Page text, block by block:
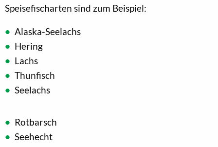
Speisefischarten sind zum Beispiel:
Alaska-Seelachs
Hering
Lachs
Thunfisch
Seelachs
Rotbarsch
Seehecht